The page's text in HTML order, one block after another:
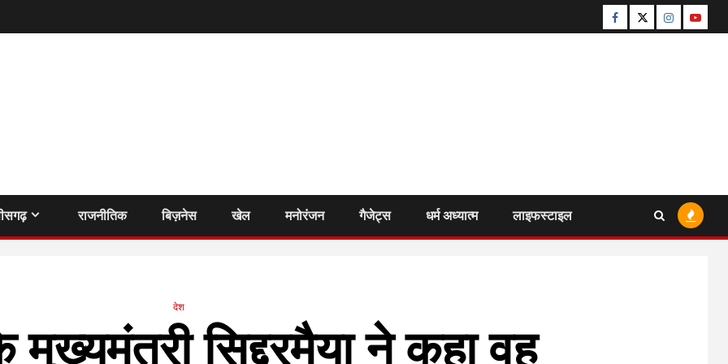
Facebook
TwitterInstagram
राजनीतिक बिज़नेस खेल मनोरंजन गैजेट्स धर्म अध्यात्म लाइफस्टाइल
देश
सिद्दरमैया ने कहा वह